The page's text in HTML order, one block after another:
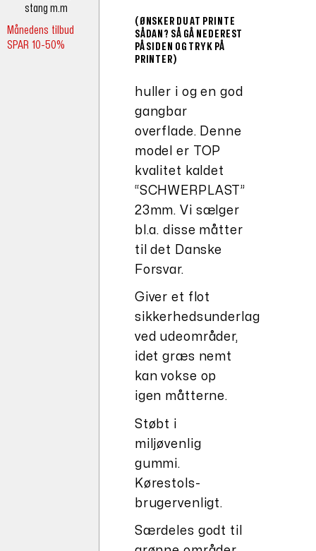
stang m.m
Månedens tilbud
SPAR 10-50%
(ØNSKER DU AT PRINTE
SÅDAN? SÅ GÅ NEDEREST
PÅ SIDEN OG TRYK PÅ
PRINTER)
huller i og en god
gangbar
overflade. Denne
model er TOP
kvalitet kaldet
“SCHWERPLAST”
23mm. Vi sælger
bl.a. disse måtter
til det Danske
Forsvar.
Giver et flot
sikkerhedsunderlag
ved udeområder,
idet græs nemt
kan vokse op
igen måtterne.
Støbt i
miljøvenlig
gummi.
Kørestols-
brugervenligt.
Særdeles godt til